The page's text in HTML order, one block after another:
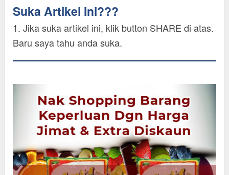
Suka Artikel Ini???
1. Jika suka artikel ini, klik button SHARE di atas.
Baru saya tahu anda suka.